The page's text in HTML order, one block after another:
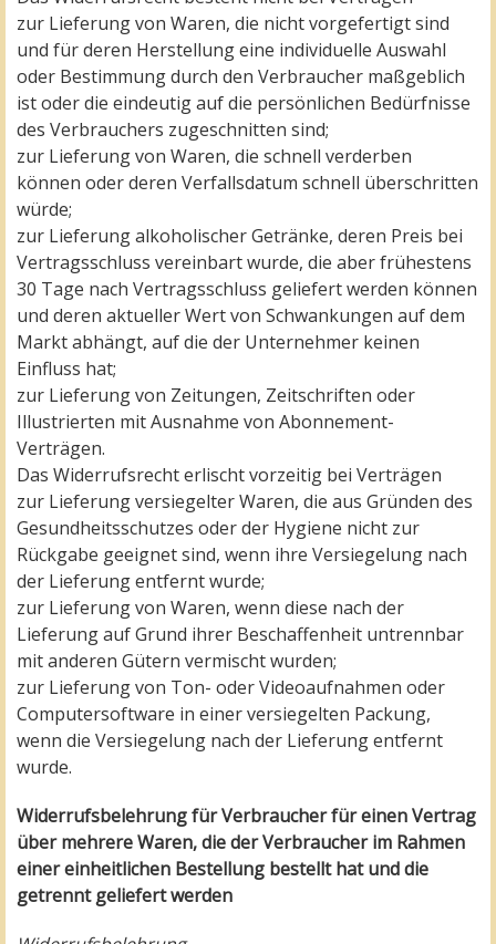
zur Lieferung von Waren, die nicht vorgefertigt sind
und für deren Herstellung eine individuelle Auswahl
oder Bestimmung durch den Verbraucher maßgeblich
ist oder die eindeutig auf die persönlichen Bedürfnisse
des Verbrauchers zugeschnitten sind;
zur Lieferung von Waren, die schnell verderben
können oder deren Verfallsdatum schnell überschritten
würde;
zur Lieferung alkoholischer Getränke, deren Preis bei
Vertragsschluss vereinbart wurde, die aber frühestens
30 Tage nach Vertragsschluss geliefert werden können
und deren aktueller Wert von Schwankungen auf dem
Markt abhängt, auf die der Unternehmer keinen
Einfluss hat;
zur Lieferung von Zeitungen, Zeitschriften oder
Illustrierten mit Ausnahme von Abonnement-
Verträgen.
Das Widerrufsrecht erlischt vorzeitig bei Verträgen
zur Lieferung versiegelter Waren, die aus Gründen des
Gesundheitsschutzes oder der Hygiene nicht zur
Rückgabe geeignet sind, wenn ihre Versiegelung nach
der Lieferung entfernt wurde;
zur Lieferung von Waren, wenn diese nach der
Lieferung auf Grund ihrer Beschaffenheit untrennbar
mit anderen Gütern vermischt wurden;
zur Lieferung von Ton- oder Videoaufnahmen oder
Computersoftware in einer versiegelten Packung,
wenn die Versiegelung nach der Lieferung entfernt
wurde.
Widerrufsbelehrung für Verbraucher für einen Vertrag
über mehrere Waren, die der Verbraucher im Rahmen
einer einheitlichen Bestellung bestellt hat und die
getrennt geliefert werden